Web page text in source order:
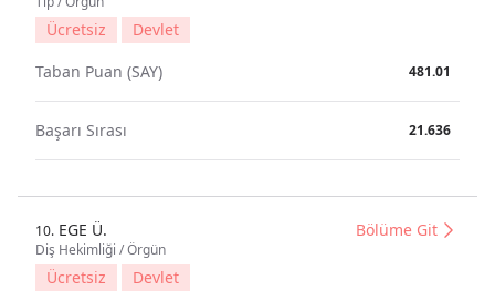
Ücretsiz
Devlet
Taban Puan (SAY)
481.01
Başarı Sırası 21.636
10. EGE Ü.
Diş Hekimliği / Örgün
Bölüme Git
Ücretsiz
Devlet